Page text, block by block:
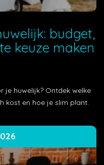
budget,
keuze maken
je huwelijk? Ontdek welke
kost en hoe je slim plant.